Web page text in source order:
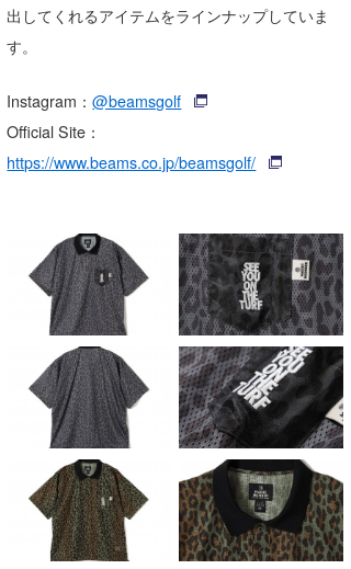
出してくれるアイテムをラインナップしていま
す。
Instagram：@beamsgolf
Official Site：
https://www.beams.co.jp/beamsgolf/